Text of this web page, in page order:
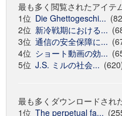
最も多く閲覧されたアイテ
1位 Die Ghettogeschi...
2位 新冷戦期における...
3位 通信の安全保障に...
4位 ショート動画の効...
5位 J.S. ミルの社会...
最も多くダウンロードされ
1位 The perpetual fa...